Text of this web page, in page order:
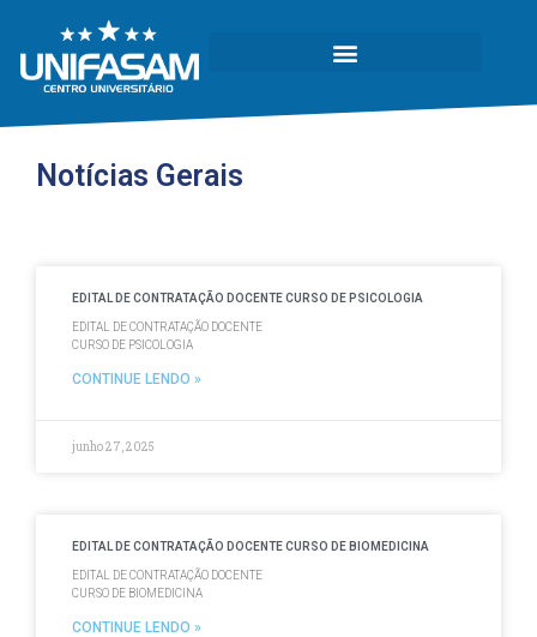
Notícias Gerais
EDITAL DE CONTRATAÇÃO DOCENTE CURSO DE PSICOLOGIA
EDITAL DE CONTRATAÇÃO DOCENTE
CURSO DE PSICOLOGIA
CONTINUE LENDO »
junho 27, 2025
EDITAL DE CONTRATAÇÃO DOCENTE CURSO DE BIOMEDICINA
EDITAL DE CONTRATAÇÃO DOCENTE
CURSO DE BIOMEDICINA
CONTINUE LENDO »